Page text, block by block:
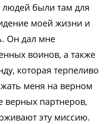
людей были там для
моей жизни и
Он дал мне
воинов, а также
которая терпеливо
меня на верном
верных партнеров,
эту миссию.